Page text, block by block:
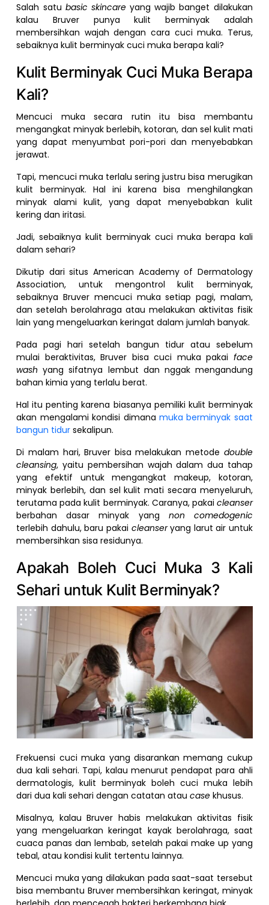
Salah satu basic skincareyang wajib banget dilakukan
kalau Bruver punya kulit berminyak adalah
membersihkan wajah dengan cara cuci muka. Terus,
sebaiknya kulit berminyak cuci muka berapa kali?
Kulit Berminyak Cuci Muka Berapa
Kali?
Mencuci muka secara rutin itu bisa membantu
mengangkat minyak berlebih, kotoran, dan sel kulit mati
yang dapat menyumbat pori-pori dan menyebabkan
jerawat.
Tapi, mencuci muka terlalu sering justru bisa merugikan
kulit berminyak. Hal ini karena bisa menghilangkan
minyak alami kulit, yang dapat menyebabkan kulit
kering dan iritasi.
Jadi, sebaiknya kulit berminyak cuci muka berapa kali
dalam sehari?
Dikutip dari situs American Academy of Dermatology
Association, untuk mengontrol kulit berminyak,
sebaiknya Bruver mencuci muka setiap pagi, malam,
dan setelah berolahraga atau melakukan aktivitas fisik
lain yang mengeluarkan keringat dalam jumlah banyak.
Pada pagi hari setelah bangun tidur atau sebelum
mulai beraktivitas, Bruver bisa cuci muka pakai face
wash yang sifatnya lembut dan nggak mengandung
bahan kimia yang terlalu berat.
Hal itu penting karena biasanya pemiliki kulit berminyak
akan mengalami kondisi dimana muka berminyak saat
bangun tidur sekalipun.
Di malam hari, Bruver bisa melakukan metode double
cleansing, yaitu pembersihan wajah dalam dua tahap
yang efektif untuk mengangkat makeup, kotoran,
minyak berlebih, dan sel kulit mati secara menyeluruh,
terutama pada kulit berminyak. Caranya, pakai cleanser
berbahan dasar minyak yang non comedogenic
terlebih dahulu, baru pakai cleanseryang larut air untuk
membersihkan sisa residunya.
Apakah Boleh Cuci Muka 3 Kali
Sehari untuk Kulit Berminyak?
Frekuensi cuci muka yang disarankan memang cukup
dua kali sehari. Tapi, kalau menurut pendapat para ahli
dermatologis, kulit berminyak boleh cuci muka lebih
dari dua kali sehari dengan catatan ataucasekhusus.
Misalnya, kalau Bruver habis melakukan aktivitas fisik
yang mengeluarkan keringat kayak berolahraga, saat
cuaca panas dan lembab, setelah pakai make up yang
tebal, atau kondisi kulit tertentu lainnya.
Mencuci muka yang dilakukan pada saat-saat tersebut
bisa membantu Bruver membersihkan keringat, minyak